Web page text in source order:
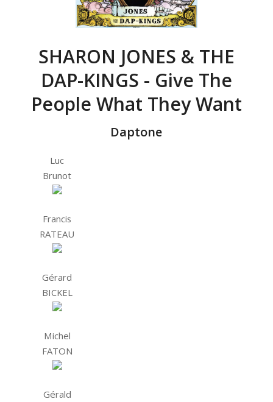
SHARON JONES & THE
DAP-KINGS - Give The
People What They Want
Daptone
Luc
Brunot
Francis
RATEAU
Gérard
BICKEL
Michel
FATON
Gérald